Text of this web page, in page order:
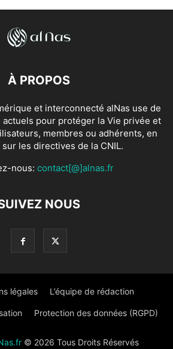
À PROPOS
et interconnecté alNas use de
pour protéger la Vie privée et
membres ou adhérents, en
sur les directives de la CNIL.
nous: contact[@]alnas.fr
NOUS
légales L’équipe de rédaction
Protection des données (RGPD)
© 2026 Tous Droits Réservés